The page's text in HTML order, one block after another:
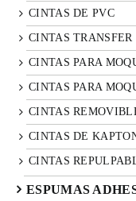
CINTAS DE PVC
CINTAS TRANSFER
CINTAS PARA
CINTAS PARA
CINTAS
CINTAS DE
CINTAS
ESPUMAS